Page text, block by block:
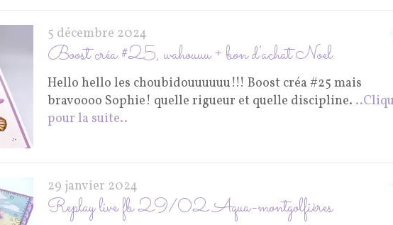
5 décembre 2024
Boost créa #25, wahouuu + bon d’achat Noel
Hello hello les choubidouuuuuu!!! Boost créa #25 mais
bravoooo Sophie! quelle rigueur et quelle discipline.
pour la suite..
29 janvier 2024
Replay live fb 29/02 Aqua-montgolfières